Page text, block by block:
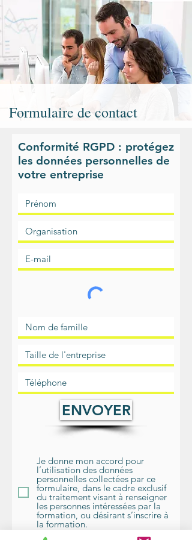
Formulaire de contact
Conformité RGPD : protégez
les données personnelles de
votre entreprise
ENVOYER
Je donne mon accord pour
l’utilisation des données
personnelles collectées par ce
formulaire, dans le cadre exclusif
du traitement visant à renseigner
les personnes intéressées par la
formation, ou désirant s’inscrire à
la formation.